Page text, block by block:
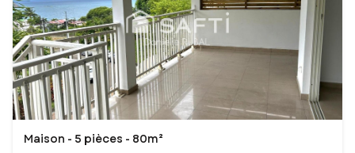
Maison - 5 pièces - 80m²